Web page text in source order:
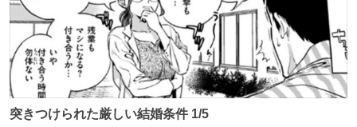
突きつけられた厳しい結婚条件 1/5